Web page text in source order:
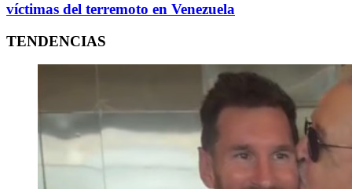
víctimas del terremoto en Venezuela
TENDENCIAS